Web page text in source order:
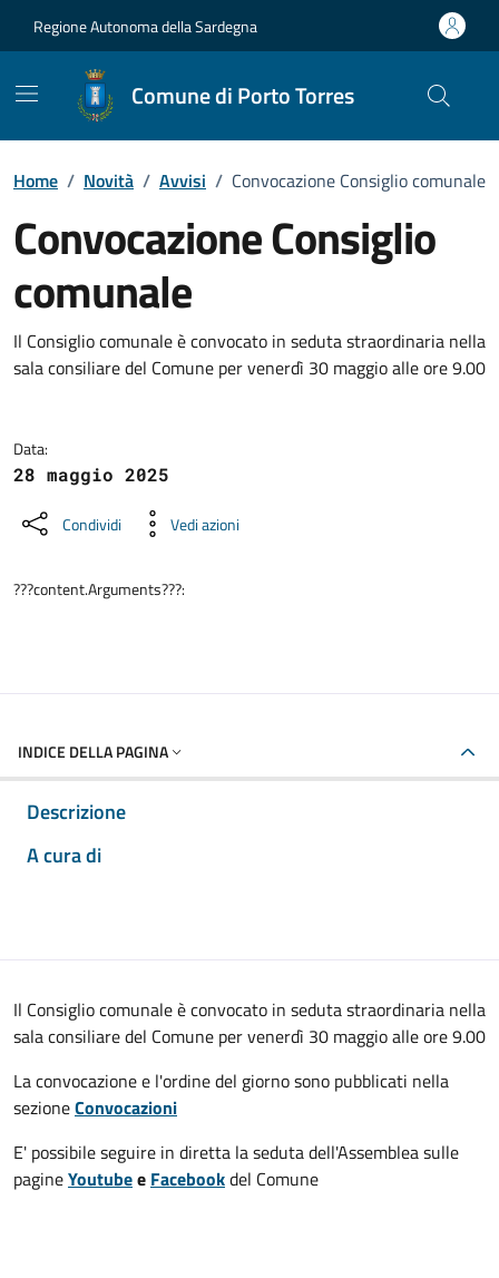
Regione Autonoma della Sardegna
Comune di Porto Torres
Home / Novità / Avvisi / Convocazione Consiglio comunale
Convocazione Consiglio
comunale
Dettagli della notizia
Il Consiglio comunale è convocato in seduta straordinaria nella
sala consiliare del Comune per venerdì 30 maggio alle ore 9.00
Data:
28 maggio 2025
Condividi Vedi azioni
???content.Arguments???:
INDICE DELLA PAGINA
Descrizione
A cura di
Il Consiglio comunale è convocato in seduta straordinaria nella
sala consiliare del Comune per venerdì 30 maggio alle ore 9.00
La convocazione e l'ordine del giorno sono pubblicati nella
sezioneConvocazioni
E' possibile seguire in diretta la seduta dell'Assemblea sulle
pagineYoutubee Facebookdel Comune